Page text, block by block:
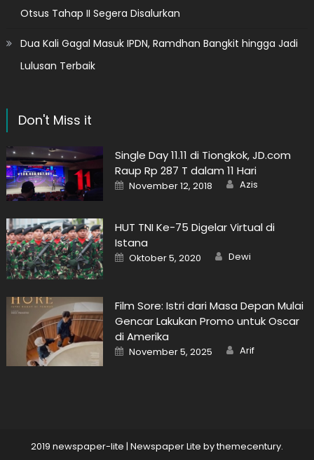
Otsus Tahap II Segera Disalurkan
Dua Kali Gagal Masuk IPDN, Ramdhan Bangkit hingga Jadi
Lulusan Terbaik
Don't Miss it
Single Day 11.11 di Tiongkok, JD.com
Raup Rp 287 T dalam 11 Hari
Posted
on
November 12, 2018 Author
Azis
HUT TNI Ke-75 Digelar Virtual di
Istana
Posted
on
Oktober 5, 2020 Author
Dewi
Film Sore: Istri dari Masa Depan Mulai
Gencar Lakukan Promo untuk Oscar
di Amerika
Posted
on
November 5, 2025 Author
Arif
2019 newspaper-lite | Newspaper Lite bythemecentury.